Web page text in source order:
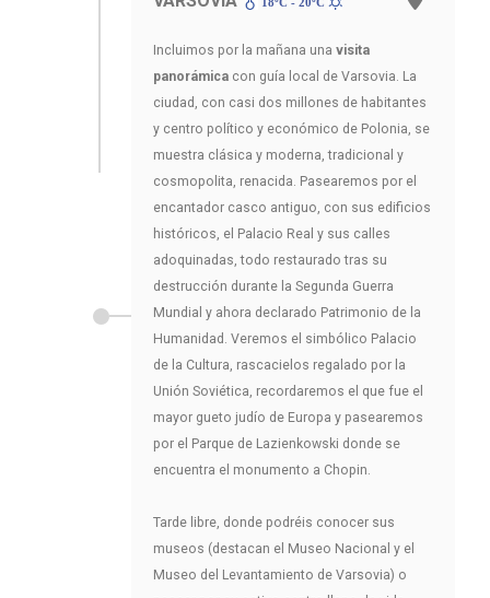
Incluimos por la mañana una visita
panorámica con guía local de Varsovia. La
ciudad, con casi dos millones de habitantes
y centro político y económico de Polonia, se
muestra clásica y moderna, tradicional y
cosmopolita, renacida. Pasearemos por el
encantador casco antiguo, con sus edificios
históricos, el Palacio Real y sus calles
adoquinadas, todo restaurado tras su
destrucción durante la Segunda Guerra
Mundial y ahora declarado Patrimonio de la
Humanidad. Veremos el simbólico Palacio
de la Cultura, rascacielos regalado por la
Unión Soviética, recordaremos el que fue el
mayor gueto judío de Europa y pasearemos
por el Parque de Lazienkowski donde se
encuentra el monumento a Chopin.
Tarde libre, donde podréis conocer sus
museos (destacan el Museo Nacional y el
Museo del Levantamiento de Varsovia) o